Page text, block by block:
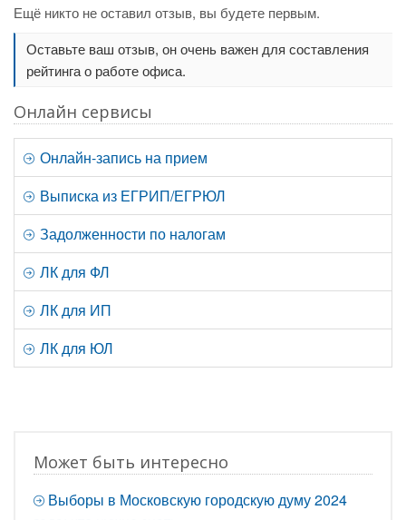
Ещё никто не оставил отзыв, вы будете первым.
Оставьте ваш отзыв, он очень важен для составления
рейтинга о работе офиса.
Онлайн сервисы
Онлайн-запись на прием
Выписка из ЕГРИП/ЕГРЮЛ
Задолженности по налогам
ЛК для ФЛ
ЛК для ИП
ЛК для ЮЛ
Может быть интересно
Выборы в Московскую городскую думу 2024